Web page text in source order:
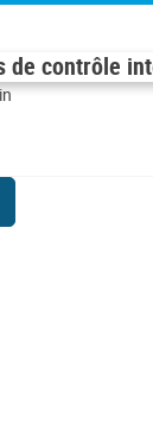
de contrôle